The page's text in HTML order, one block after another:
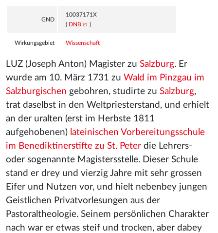
GND
10037171X
( DNB )
Wirkungsgebiet Wissenschaft
LUZ (Joseph Anton) Magister zu Salzburg. Er
wurde am 10. März 1731 zu Wald im Pinzgau im
Salzburgischen gebohren, studirte zu Salzburg,
trat daselbst in den Weltpriesterstand, und erhielt
an der uralten (erst im Herbste 1811
aufgehobenen) lateinischen Vorbereitungsschule
im Benediktinerstifte zu St. Peter die Lehrers-
oder sogenannte Magistersstelle. Dieser Schule
stand er drey und vierzig Jahre mit sehr grossen
Eifer und Nutzen vor, und hielt nebenbey jungen
Geistlichen Privatvorlesungen aus der
Pastoraltheologie. Seinem persönlichen Charakter
nach war er etwas steif und trocken, aber dabey